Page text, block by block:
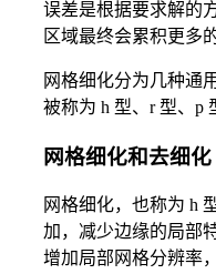
误差是根据要求解的
区域最终会累积更多
网格细化分为几种通
被称为 h 型、r 型、p
网格细化和去细化
网格细化，也称为 h
加，减少边缘的局部
增加局部网格分辨率